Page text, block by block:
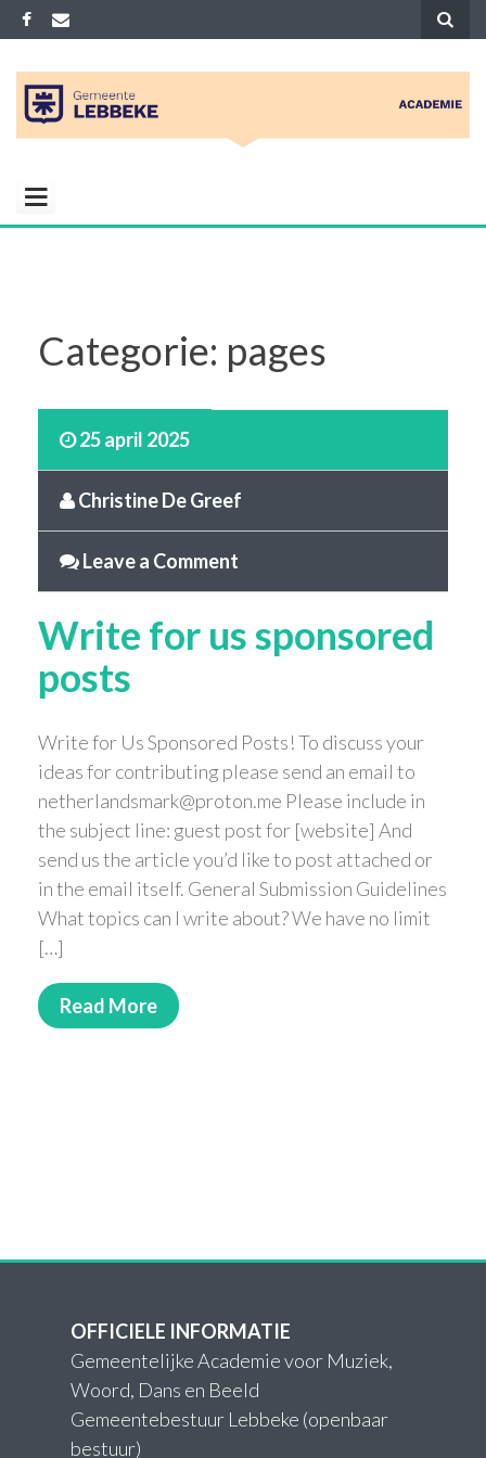
Skip
to
content
ACADEMIE
LEBBEKE
Woord Dans en Beeld
Categorie: pages
25 april 2025
Christine De Greef
Leave a Comment
Write for us sponsored
posts
Write for Us Sponsored Posts! To discuss your
ideas for contributing please send an email to
netherlandsmark@proton.me Please include in
the subject line: guest post for [website] And
send us the article you’d like to post attached or
in the email itself. General Submission Guidelines
What topics can I write about? We have no limit
[…]
Read More
OFFICIELE INFORMATIE
Gemeentelijke Academie voor Muziek,
Woord, Dans en Beeld
Gemeentebestuur Lebbeke (openbaar
bestuur)